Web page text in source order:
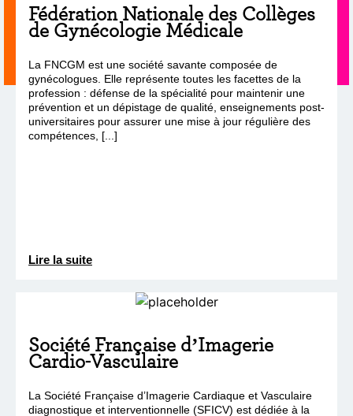
Fédération Nationale des Collèges
de Gynécologie Médicale
La FNCGM est une société savante composée de
gynécologues. Elle représente toutes les facettes de la
profession : défense de la spécialité pour maintenir une
prévention et un dépistage de qualité, enseignements post-
universitaires pour assurer une mise à jour régulière des
compétences, [...]
Lire la suite
Société Française d’Imagerie
Cardio-Vasculaire
La Société Française d’Imagerie Cardiaque et Vasculaire
diagnostique et interventionnelle (SFICV) est dédiée à la